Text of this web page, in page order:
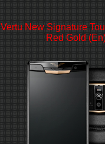
Vertu New Signature
Red Gold